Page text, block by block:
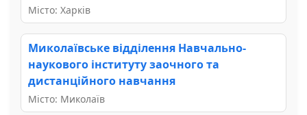
Місто: Харків
Миколаївське відділення Навчально-
наукового інституту заочного та
дистанційного навчання
Місто: Миколаїв